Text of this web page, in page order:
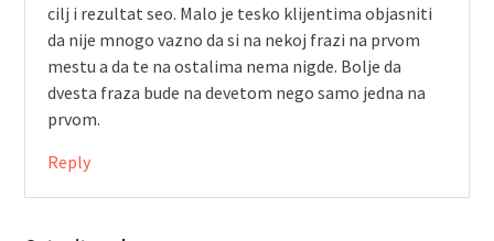
cilj i rezultat seo. Malo je tesko klijentima objasniti
da nije mnogo vazno da si na nekoj frazi na prvom
mestu a da te na ostalima nema nigde. Bolje da
dvesta fraza bude na devetom nego samo jedna na
prvom.
Reply